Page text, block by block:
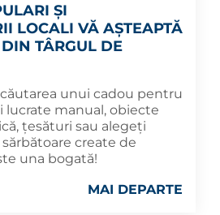
ȘI
LOCALI VĂ AȘTEAPTĂ
TÂRGUL DE
unui cadou pentru
lucrate manual, obiecte
țesături sau alegeți
create de
una bogată!
MAI DEPARTE